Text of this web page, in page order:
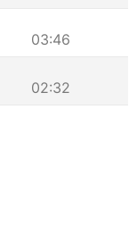
03:46
02:32